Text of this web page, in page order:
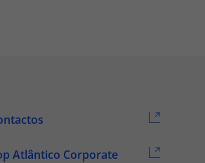
Atlântico Corporate